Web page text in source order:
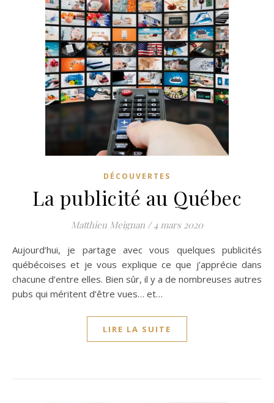
DÉCOUVERTES
La publicité au Québec
Matthieu Meignan / 4 mars 2020
Aujourd’hui, je partage avec vous quelques publicités
québécoises et je vous explique ce que j’apprécie dans
chacune d’entre elles. Bien sûr, il y a de nombreuses autres
pubs qui méritent d’être vues… et…
LIRE LA SUITE